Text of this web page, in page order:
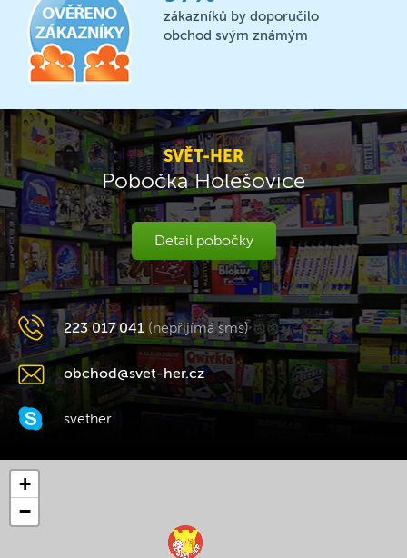
zákazníků by doporučilo
obchod svým známým
SVĚT-HER
Pobočka Holešovice
Detail pobočky
223 017 041 (nepřijímá sms)
obchod@svet-her.cz
svether
+
−